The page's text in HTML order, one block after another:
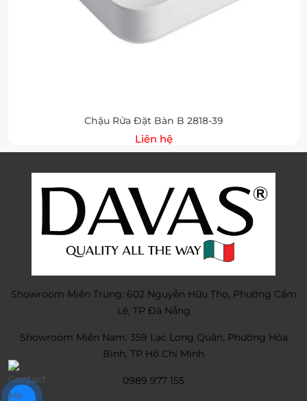
Chậu Rửa Đặt Bàn B 2818-39
Liên hệ
Showroom Miền Trung: 602 Nguyễn Hữu Thọ, Phường Cẩm
Lệ, TP Đà Nẵng
Showroom Miền Nam: 359 Lạc Long Quân, Phường Hòa
Bình, TP Hồ Chí Minh
0989 977 155